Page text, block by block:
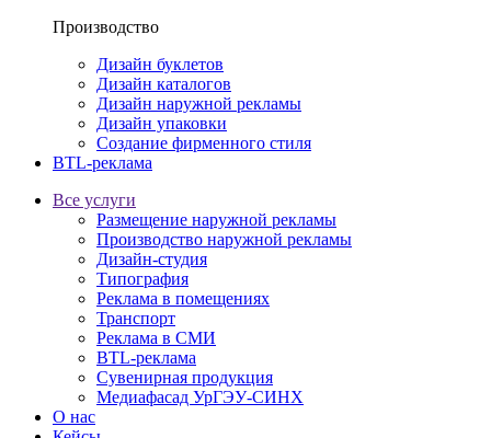
Производство
Дизайн буклетов
Дизайн каталогов
Дизайн наружной рекламы
Дизайн упаковки
Создание фирменного стиля
BTL-реклама
Все услуги
Размещение наружной рекламы
Производство наружной рекламы
Дизайн-студия
Типография
Реклама в помещениях
Транспорт
Реклама в СМИ
BTL-реклама
Сувенирная продукция
Медиафасад УрГЭУ-СИНХ
О нас